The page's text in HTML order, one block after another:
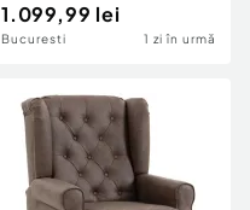
Catifea Ice Velvet, cu
Șezut Amplu și Picioare
Roșu Vișiniu
1.099,99 lei
Bucuresti 1 zi în urmă